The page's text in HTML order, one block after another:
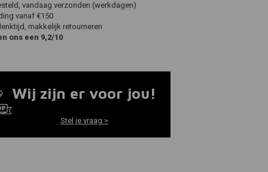
vandaag verzonden (werkdagen)
vanaf €150
makkelijk retourneren
ons een 9,2/10
Wij zijn er voor jou!
Stel je vraag >